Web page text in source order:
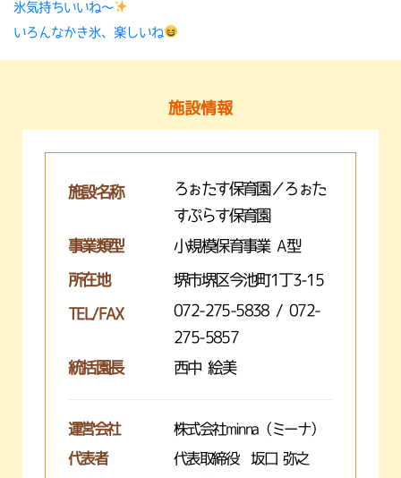
氷気持ちいいね〜
いろんなかき氷、楽しいね
施設情報
施設名称
ろぉたす保育園／ろぉた
すぷらす保育園
事業類型
小規模保育事業 A型
所在地 堺市堺区今池町1丁3-15
TEL/FAX
072-275-5838 / 072-
275-5857
統括園長
西中 絵美
運営会社 株式会社minna（ミーナ）
代表者 代表取締役 坂口 弥之